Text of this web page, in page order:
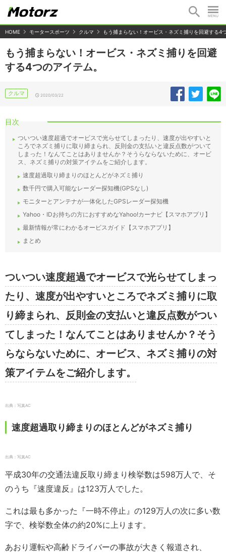
HOME モータースポーツ クルマ もう捕まらない！オービス・ネズミ捕りを回避する4
もう捕まらない！オービス・ネズミ捕りを回避
する4つのアイテム。
クルマ 2020/03/22
目次
ついつい速度超過でオービスで光らせてしまったり、速度が出やすいと
ころでネズミ捕りに取り締まられ、反則金の支払いと違反点数がついて
しまった！なんてことはありませんか？そうらならないために、オービ
ス、ネズミ捕りの対策アイテムをご紹介します。
速度超過取り締まりのほとんどがネズミ捕り
数千円で購入可能なレーダー探知機(GPSなし)
モニターとアンテナが一体化したGPSレーダー探知機
Yahoo・IDお持ちの方におすすめなYahoo!カーナビ【スマホアプリ】
最新情報が常にわかるオービスガイド【スマホアプリ】
まとめ
ついつい速度超過でオービスで光らせてしまっ
たり、速度が出やすいところでネズミ捕りに取
り締まられ、反則金の支払いと違反点数がつい
てしまった！なんてことはありませんか？そう
らならないために、オービス、ネズミ捕りの対
策アイテムをご紹介します。
出典：写真AC
速度超過取り締まりのほとんどがネズミ捕り
出典：写真AC
平成30年の交通法違反取り締まり検挙数は598万人で、そ
のうち『速度違反』は123万人でした。
これは最も多かった『一時不停止』の129万人の次に多い数
字で、検挙数全体の約20%に上ります。
あおり運転や高齢ドライバーの事故が大きく報道され、